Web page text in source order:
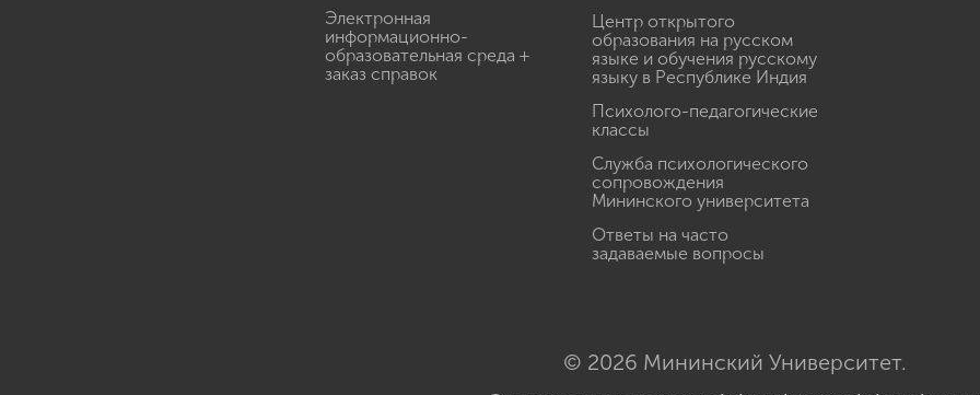
Электронная
информационно-
образовательная среда +
заказ справок
Центр открытого
образования на русском
языке и обучения русскому
языку в Республике Индия
Психолого-педагогические
классы
Служба психологического
сопровождения
Мининского университета
Ответы на часто
задаваемые вопросы
© 2026 Мининский Университет.